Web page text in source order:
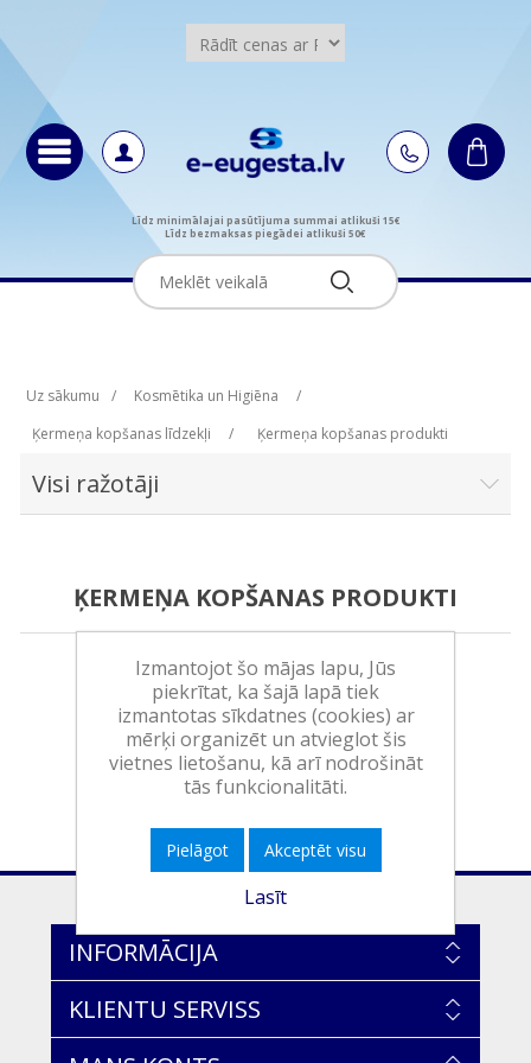
Līdz minimālajai pasūtījuma summai atlikuši 15€
Līdz bezmaksas piegādei atlikuši 50€
Uz sākumu / Kosmētika un Higiēna
/
Ķermeņa kopšanas līdzekļi
/ Ķermeņa kopšanas produkti
Visi ražotāji
ĶERMEŅA KOPŠANAS PRODUKTI
INFORMĀCIJA
KLIENTU SERVISS
Izmantojot šo mājas lapu, Jūs
piekrītat, ka šajā lapā tiek
izmantotas sīkdatnes (cookies) ar
mērķi organizēt un atvieglot šis
vietnes lietošanu, kā arī nodrošināt
tās funkcionalitāti.
Pielāgot Akceptēt visu
Lasīt